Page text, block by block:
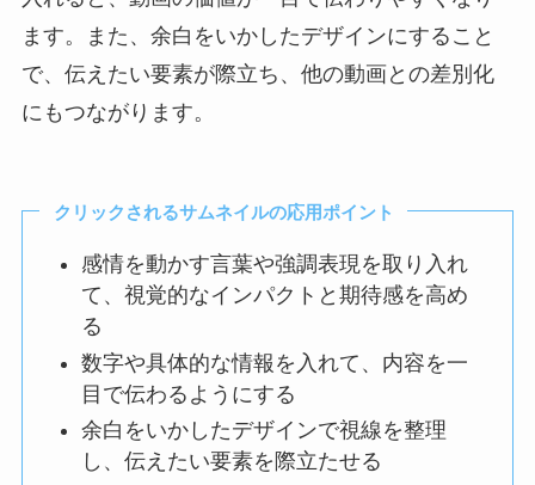
ます。また、余白をいかしたデザインにすること
で、伝えたい要素が際立ち、他の動画との差別化
にもつながります。
クリックされるサムネイルの応用ポイント
感情を動かす言葉や強調表現を取り入れ
て、視覚的なインパクトと期待感を高め
る
数字や具体的な情報を入れて、内容を一
目で伝わるようにする
余白をいかしたデザインで視線を整理
し、伝えたい要素を際立たせる